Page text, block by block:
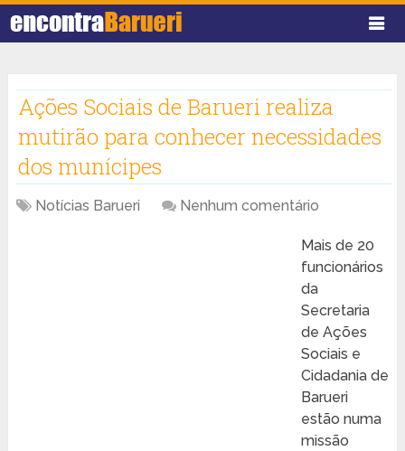
Ações Sociais de Barueri realiza
mutirão para conhecer necessidades
dos munícipes
Notícias Barueri Nenhum comentário
Mais de 20
funcionários
da
Secretaria
de Ações
Sociais e
Cidadania de
Barueri
estão numa
missão